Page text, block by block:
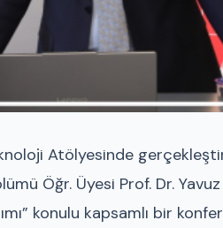
Atölyesinde
Öğr. Üyesi Prof. Dr.
konulu kapsamlı bir